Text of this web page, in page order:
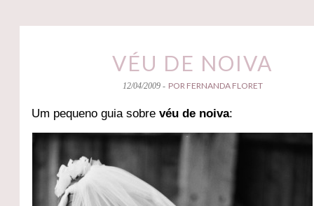
VÉU DE NOIVA
12/04/2009 - POR FERNANDA FLORET
Um pequeno guia sobrevéu de noiva: